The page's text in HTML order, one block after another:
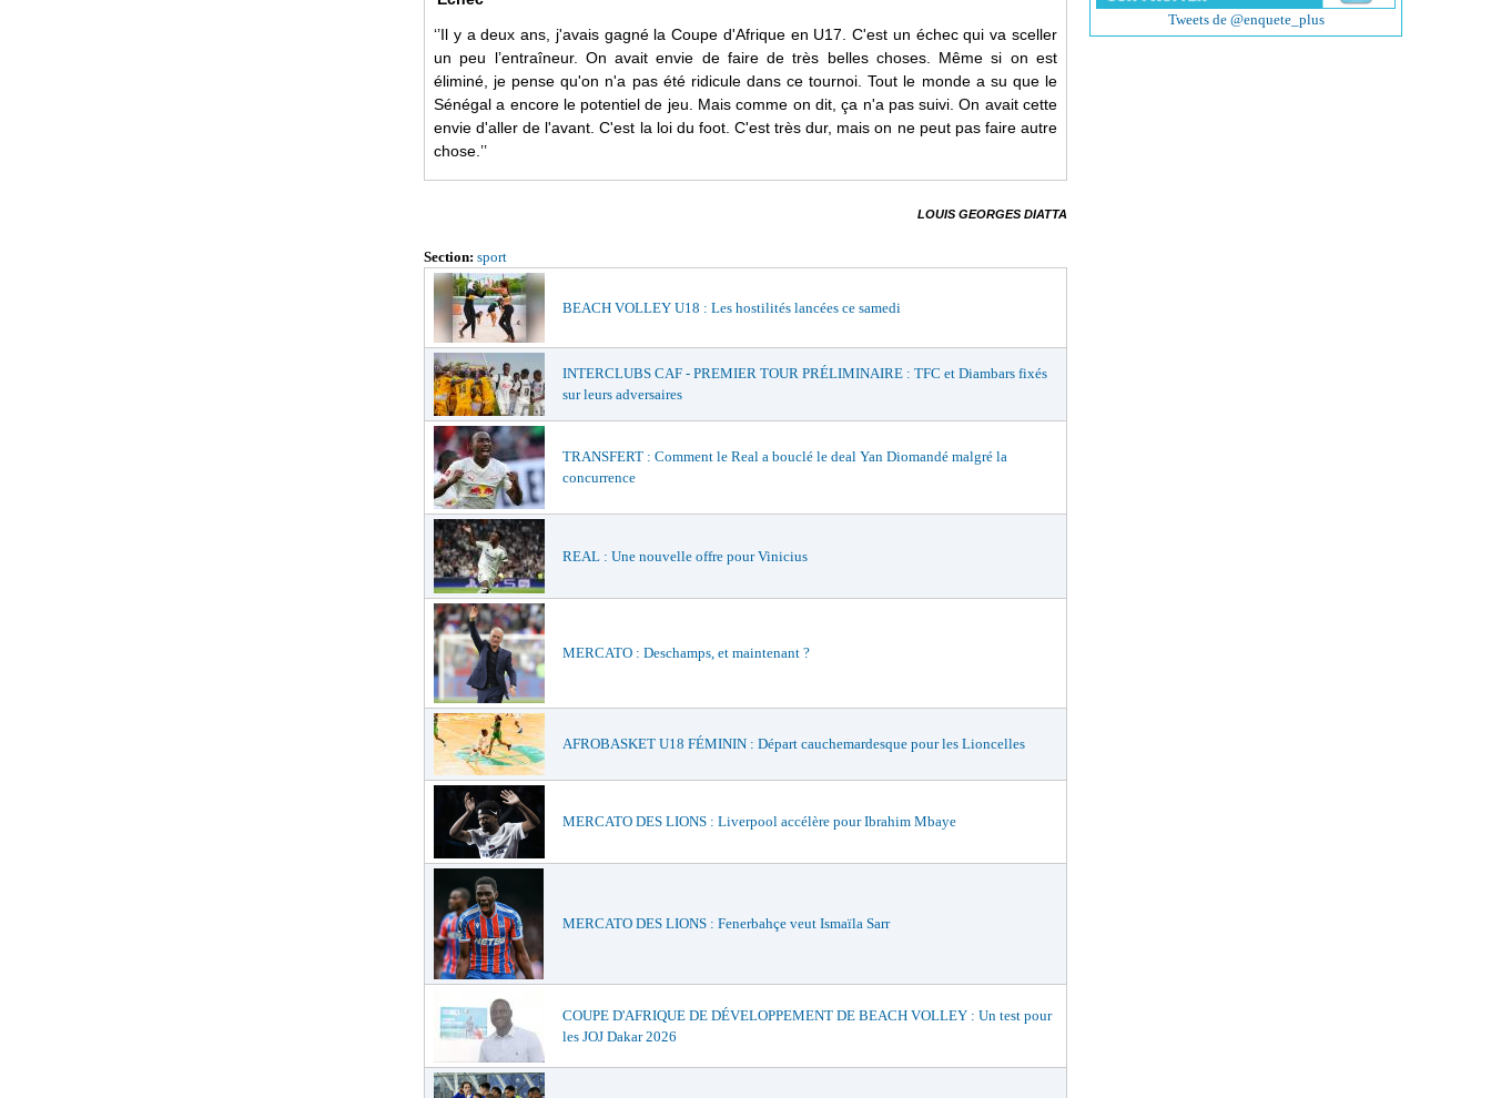
‘’Il y a deux ans, j'avais gagné la Coupe d'Afrique en U17. C'est un échec qui va sceller
un peu l’entraîneur. On avait envie de faire de très belles choses. Même si on est
éliminé, je pense qu'on n'a pas été ridicule dans ce tournoi. Tout le monde a su que le
Sénégal a encore le potentiel de jeu. Mais comme on dit, ça n'a pas suivi. On avait cette
envie d'aller de l'avant. C'est la loi du foot. C'est très dur, mais on ne peut pas faire autre
chose.’’
LOUIS GEORGES DIATTA
Section: sport
BEACH VOLLEY U18 : Les hostilités lancées ce samedi
INTERCLUBS CAF - PREMIER TOUR PRÉLIMINAIRE : TFC et Diambars fixés
sur leurs adversaires
TRANSFERT : Comment le Real a bouclé le deal Yan Diomandé malgré la
concurrence
REAL : Une nouvelle offre pour Vinicius
MERCATO : Deschamps, et maintenant ?
AFROBASKET U18 FÉMININ : Départ cauchemardesque pour les Lioncelles
MERCATO DES LIONS : Liverpool accélère pour Ibrahim Mbaye
MERCATO DES LIONS : Fenerbahçe veut Ismaïla Sarr
COUPE D'AFRIQUE DE DÉVELOPPEMENT DE BEACH VOLLEY : Un test pour
les JOJ Dakar 2026
Tweets de @enquete_plus